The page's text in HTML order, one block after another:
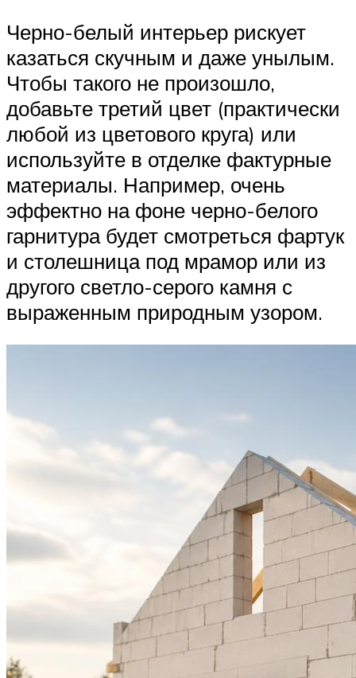
Черно-белый интерьер рискует
казаться скучным и даже унылым.
Чтобы такого не произошло,
добавьте третий цвет (практически
любой из цветового круга) или
используйте в отделке фактурные
материалы. Например, очень
эффектно на фоне черно-белого
гарнитура будет смотреться фартук
и столешница под мрамор или из
другого светло-серого камня с
выраженным природным узором.